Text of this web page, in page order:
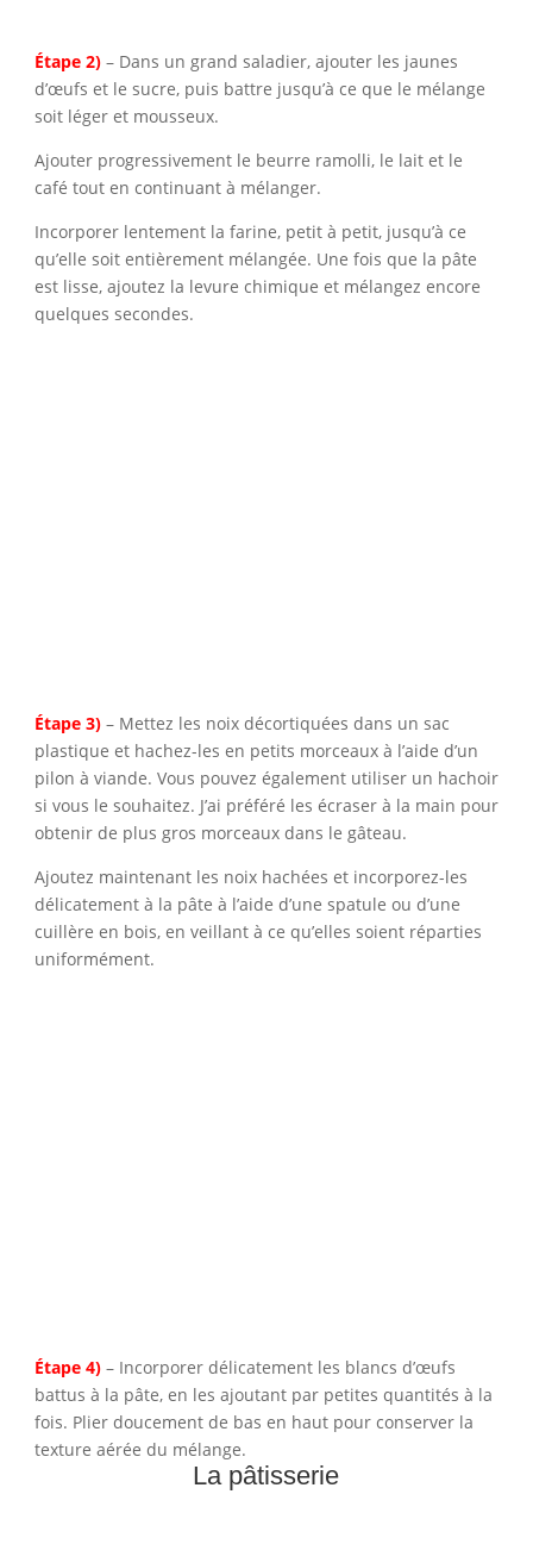
Étape 2)– Dans un grand saladier, ajouter les jaunes
d’œufs et le sucre, puis battre jusqu’à ce que le mélange
soit léger et mousseux.
Ajouter progressivement le beurre ramolli, le lait et le
café tout en continuant à mélanger.
Incorporer lentement la farine, petit à petit, jusqu’à ce
qu’elle soit entièrement mélangée. Une fois que la pâte
est lisse, ajoutez la levure chimique et mélangez encore
quelques secondes.
Étape 3) – Mettez les noix décortiquées dans un sac
plastique et hachez-les en petits morceaux à l’aide d’un
pilon à viande. Vous pouvez également utiliser un hachoir
si vous le souhaitez. J’ai préféré les écraser à la main pour
obtenir de plus gros morceaux dans le gâteau.
Ajoutez maintenant les noix hachées et incorporez-les
délicatement à la pâte à l’aide d’une spatule ou d’une
cuillère en bois, en veillant à ce qu’elles soient réparties
uniformément.
Étape 4) – Incorporer délicatement les blancs d’œufs
battus à la pâte, en les ajoutant par petites quantités à la
fois. Plier doucement de bas en haut pour conserver la
texture aérée du mélange.
La pâtisserie